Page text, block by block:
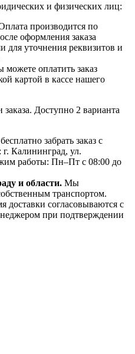
и физических лиц:
производится по
оформления заказа
для уточнения реквизитов и
можете оплатить заказ
картой в кассе нашего
Доступно 2 варианта
забрать заказ с
г. Калининград, ул.
работы: Пн–Пт с 08:00 до
и области. Мы
транспортом.
доставки согласовываются с
при подтверждении